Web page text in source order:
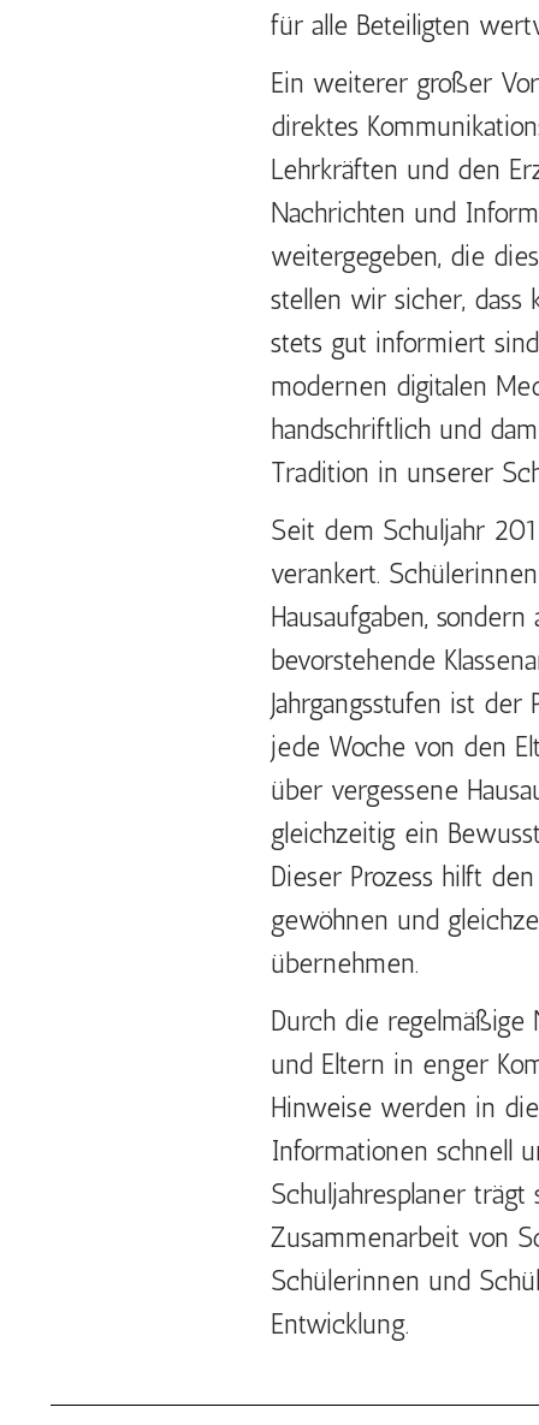
für alle Beteiligten
Ein weiterer großer
direktes
Lehrkräften und den
Nachrichten und
weitergegeben, die
stellen wir sicher, dass
stets gut informiert
modernen digitalen
handschriftlich und
Tradition in unserer
Seit dem Schuljahr
verankert.
Hausaufgaben,
bevorstehende
Jahrgangsstufen ist
jede Woche von den
über vergessene
gleichzeitig ein
Dieser Prozess hilft
gewöhnen und
übernehmen.
Durch die regelmäßige
und Eltern in enger
Hinweise werden in
Informationen schnell
Schuljahresplaner
Zusammenarbeit von
Schülerinnen und
Entwicklung.